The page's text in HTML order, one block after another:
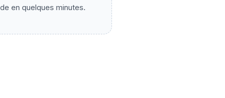
en quelques minutes.